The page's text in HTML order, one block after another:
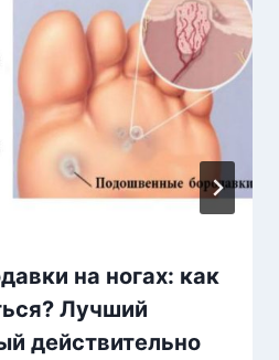
на ногах: как
Лучший
действительно